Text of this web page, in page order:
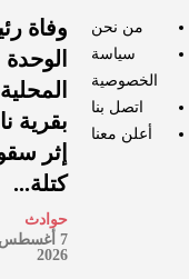
من نحن
سياسة
الخصوصية
اتصل بنا
أعلن معنا
وفاة
الوحدة
المحلية
بقرية
إثر
كتلة...
حوادث
7
2026